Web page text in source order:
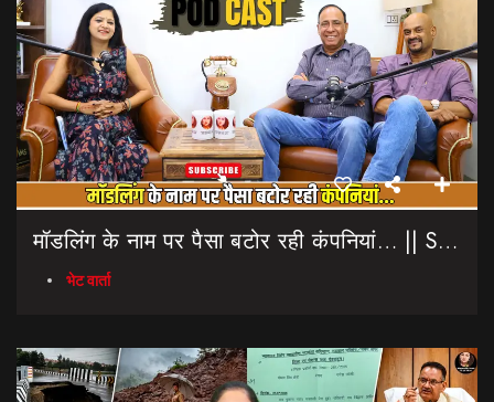
मॉडलिंग के नाम पर पैसा बटोर रही कंपनियां… || Sinmit Communications || Miss Uttarakhand 2026
भेट वार्ता